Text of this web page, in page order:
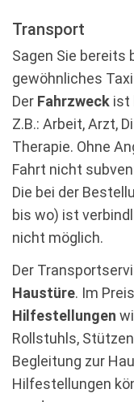
Transport
Sagen Sie bereits
gewöhnliches
Der Fahrzweck ist
Z.B.: Arbeit, Arzt,
Therapie. Ohne
Fahrt nicht
Die bei der
bis wo) ist
nicht möglich.
Der
Haustüre. Im
Hilfestellungen
Rollstuhls,
Begleitung zur
Hilfestellungen